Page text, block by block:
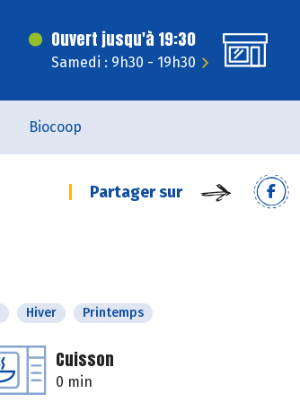
Ouvert jusqu'à 19:30
Samedi : 9h30 - 19h30
Biocoop
Partager sur
Hiver Printemps
Cuisson
0 min